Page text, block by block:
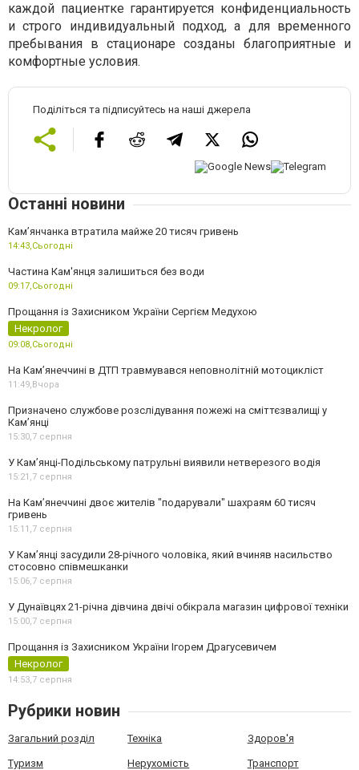
каждой пациентке гарантируется конфиденциальность
и строго индивидуальный подход, а для временного
пребывания в стационаре созданы благоприятные и
комфортные условия.
Поділіться та підписуйтесь на наші джерела
Останні новини
Камʼянчанка втратила майже 20 тисяч гривень
14:43,Сьогодні
Частина Кам'янця залишиться без води
09:17,Сьогодні
Прощання із Захисником України Сергієм Медухою
Некролог
09:08,Сьогодні
На Кам’янеччині в ДТП травмувався неповнолітній мотоцикліст
11:49,Вчора
Призначено службове розслідування пожежі на сміттєзвалищі у
Кам’янці
15:30,7 серпня
У Кам’янці-Подільському патрульні виявили нетверезого водія
15:21,7 серпня
На Камʼянеччині двоє жителів "подарували" шахраям 60 тисяч
гривень
15:11,7 серпня
У Камʼянці засудили 28-річного чоловіка, який вчиняв насильство
стосовно співмешканки
15:06,7 серпня
У Дунаївцях 21-річна дівчина двічі обікрала магазин цифрової техніки
15:00,7 серпня
Прощання із Захисником України Ігорем Драгусевичем
Некролог
14:53,7 серпня
Рубрики новин
Загальний розділ Техніка Здоров'я
Туризм Нерухомість Транспорт